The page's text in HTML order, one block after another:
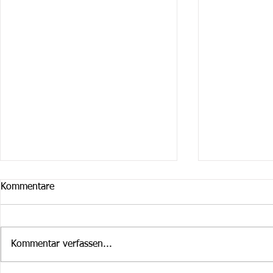
Kommentare
Kommentar verfassen...